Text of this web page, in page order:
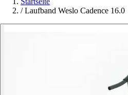
/ Laufband Weslo Cadence 16.0